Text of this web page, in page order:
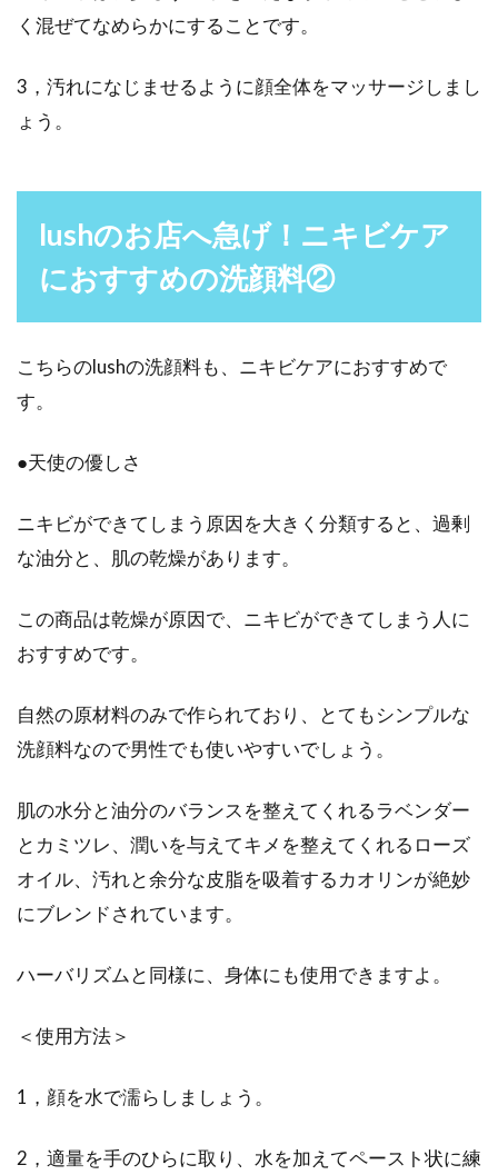
く混ぜてなめらかにすることです。
3，汚れになじませるように顔全体をマッサージしまし
ょう。
lushのお店へ急げ！ニキビケア
におすすめの洗顔料②
こちらのlushの洗顔料も、ニキビケアにおすすめで
す。
●天使の優しさ
ニキビができてしまう原因を大きく分類すると、過剰
な油分と、肌の乾燥があります。
この商品は乾燥が原因で、ニキビができてしまう人に
おすすめです。
自然の原材料のみで作られており、とてもシンプルな
洗顔料なので男性でも使いやすいでしょう。
肌の水分と油分のバランスを整えてくれるラベンダー
とカミツレ、潤いを与えてキメを整えてくれるローズ
オイル、汚れと余分な皮脂を吸着するカオリンが絶妙
にブレンドされています。
ハーバリズムと同様に、身体にも使用できますよ。
＜使用方法＞
1，顔を水で濡らしましょう。
2，適量を手のひらに取り、水を加えてペースト状に練